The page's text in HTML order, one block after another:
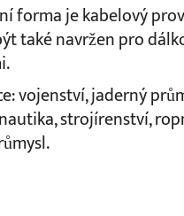
forma je kabelový
také navržen pro
vojenství, jaderný
strojírenství,